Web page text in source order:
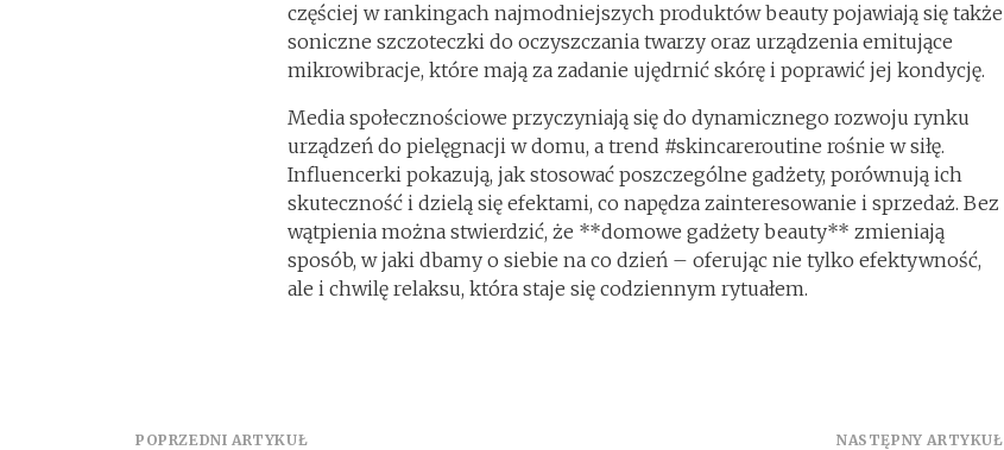
częściej w rankingach najmodniejszych produktów beauty pojawiają się także
soniczne szczoteczki do oczyszczania twarzy oraz urządzenia emitujące
mikrowibracje, które mają za zadanie ujędrnić skórę i poprawić jej kondycję.
Media społecznościowe przyczyniają się do dynamicznego rozwoju rynku
urządzeń do pielęgnacji w domu, a trend #skincareroutine rośnie w siłę.
Influencerki pokazują, jak stosować poszczególne gadżety, porównują ich
skuteczność i dzielą się efektami, co napędza zainteresowanie i sprzedaż. Bez
wątpienia można stwierdzić, że **domowe gadżety beauty** zmieniają
sposób, w jaki dbamy o siebie na co dzień – oferując nie tylko efektywność,
ale i chwilę relaksu, która staje się codziennym rytuałem.
POPRZEDNI ARTYKUŁ NASTĘPNY ARTYKUŁ